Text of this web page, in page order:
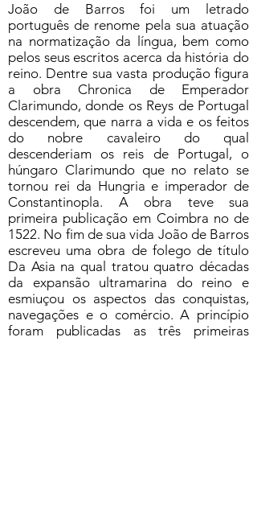
João de Barros foi um letrado
português de renome pela sua atuação
na normatização da língua, bem como
pelos seus escritos acerca da história do
reino. Dentre sua vasta produção figura
a obra Chronica de Emperador
Clarimundo, donde os Reys de Portugal
descendem, que narra a vida e os feitos
do nobre cavaleiro do qual
descenderiam os reis de Portugal, o
húngaro Clarimundo que no relato se
tornou rei da Hungria e imperador de
Constantinopla. A obra teve sua
primeira publicação em Coimbra no de
1522. No fim de sua vida João de Barros
escreveu uma obra de folego de título
Da Asia na qual tratou quatro décadas
da expansão ultramarina do reino e
esmiuçou os aspectos das conquistas,
navegações e o comércio. A princípio
foram publicadas as três primeiras